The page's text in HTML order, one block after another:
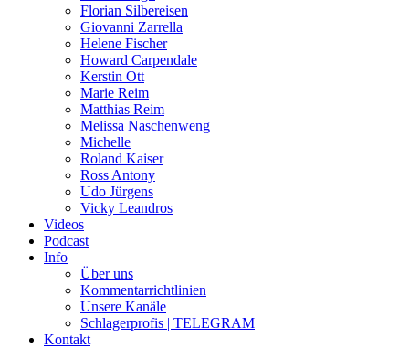
Florian Silbereisen
Giovanni Zarrella
Helene Fischer
Howard Carpendale
Kerstin Ott
Marie Reim
Matthias Reim
Melissa Naschenweng
Michelle
Roland Kaiser
Ross Antony
Udo Jürgens
Vicky Leandros
Videos
Podcast
Info
Über uns
Kommentarrichtlinien
Unsere Kanäle
Schlagerprofis | TELEGRAM
Kontakt